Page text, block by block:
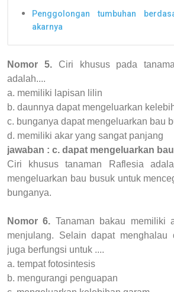
Penggolongan tumbuhan
akarnya
Nomor 5.Ciri khusus pada
adalah....
a. memiliki lapisan lilin
b. daunnya dapat mengeluarkan
c. bunganya dapat mengeluarkan bau
d. memiliki akar yang sangat panjang
jawaban : c. dapat mengeluarkan
Ciri khusus tanaman Raflesia
mengeluarkan bau busuk untuk
bunganya.
Nomor 6. Tanaman bakau memiliki
menjulang. Selain dapat menghalau
juga berfungsi untuk ....
a. tempat fotosintesis
b. mengurangi penguapan